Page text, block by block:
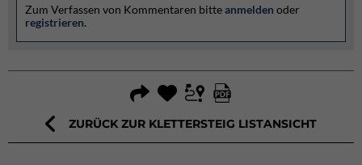
Zum Verfassen von Kommentaren bitteanmelden oder
registrieren.
ZURÜCK ZUR KLETTERSTEIG LISTANSICHT